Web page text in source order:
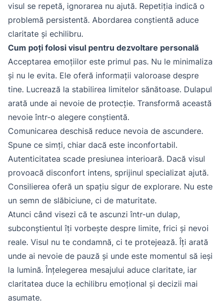
visul se repetă, ignorarea nu ajută. Repetiția indică o
problemă persistentă. Abordarea conștientă aduce
claritate și echilibru.
Cum poți folosi visul pentru dezvoltare personală
Acceptarea emoțiilor este primul pas. Nu le minimaliza
și nu le evita. Ele oferă informații valoroase despre
tine. Lucrează la stabilirea limitelor sănătoase. Dulapul
arată unde ai nevoie de protecție. Transformă această
nevoie într-o alegere conștientă.
Comunicarea deschisă reduce nevoia de ascundere.
Spune ce simți, chiar dacă este inconfortabil.
Autenticitatea scade presiunea interioară. Dacă visul
provoacă disconfort intens, sprijinul specializat ajută.
Consilierea oferă un spațiu sigur de explorare. Nu este
un semn de slăbiciune, ci de maturitate.
Atunci când visezi că te ascunzi într-un dulap,
subconștientul îți vorbește despre limite, frici și nevoi
reale. Visul nu te condamnă, ci te protejează. Îți arată
unde ai nevoie de pauză și unde este momentul să ieși
la lumină. Înțelegerea mesajului aduce claritate, iar
claritatea duce la echilibru emoțional și decizii mai
asumate.